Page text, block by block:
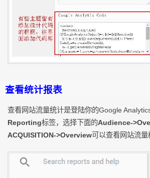
查看统计报表
查看网站流量统计是登陆你的Google
Reporting标签，选择下面的Audience-
ACQUISITION->Overview可以查看网站流量